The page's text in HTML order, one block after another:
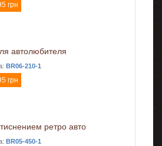
грн
автолюбителя
BR06-210-1
грн
ретро авто
BR05-450-1